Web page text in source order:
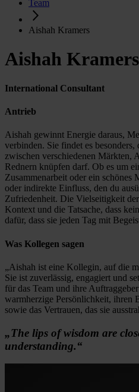
Team
Aishah Kramers
Aishah Kramers
International Consultant
Antrieb
Aishah gewinnt Energie daraus,
verbinden. Sie findet es
zwischen verschiedenen Märkten,
Rednern knüpfen darf. Ob es um
Zusammenarbeit oder ein schönes
oder indirekte Einfluss, den du
Zufriedenheit. Die Vielseitigkeit
Kontext und die Tatsache, dass
dafür, dass sie jeden Tag mit
Was Kollegen sagen
„Aishah ist eine Kollegin, auf die
Sie ist zuverlässig, engagiert und
für das Team und ihre
warmherzige Persönlichkeit, ihren
sowie das Vertrauen, das sie
„The lips of wisdom are
understanding.“